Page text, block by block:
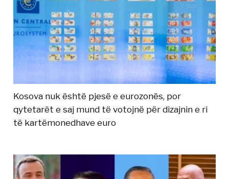
Kosova nuk është pjesë e eurozonës, por
qytetarët e saj mund të votojnë për dizajnin e ri
të kartëmonedhave euro